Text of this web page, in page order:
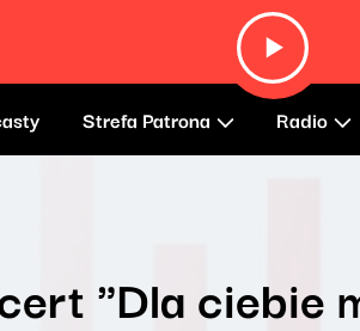
Strefa Patrona Radio
"Dla ciebie